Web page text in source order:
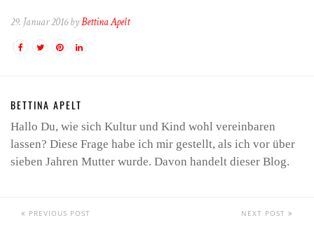
29. Januar 2016 byBettina Apelt
BETTINA APELT
Hallo Du, wie sich Kultur und Kind wohl vereinbaren
lassen? Diese Frage habe ich mir gestellt, als ich vor über
sieben Jahren Mutter wurde. Davon handelt dieser Blog.
PREVIOUS POST NEXT POST